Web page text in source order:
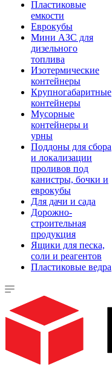
Пластиковые
емкости
Еврокубы
Мини АЗС для
дизельного
топлива
Изотермические
контейнеры
Крупногабаритные
контейнеры
Мусорные
контейнеры и
урны
Поддоны для сбора
и локализации
проливов под
канистры, бочки и
еврокубы
Для дачи и сада
Дорожно-
строительная
продукция
Ящики для песка,
соли и реагентов
Пластиковые ведра